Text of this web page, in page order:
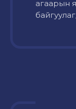
агаарын